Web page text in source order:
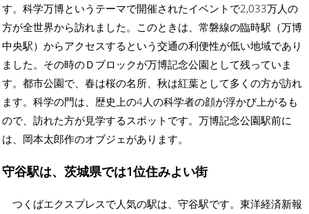
す。科学万博というテーマで開催されたイベントで2,033万人の
方が全世界から訪れました。このときは、常磐線の臨時駅（万博
中央駅）からアクセスするという交通の利便性が低い地域であり
ました。その時のＤブロックが万博記念公園として残っていま
す。都市公園で、春は桜の名所、秋は紅葉として多くの方が訪れ
ます。科学の門は、歴史上の4人の科学者の顔が浮かび上がるも
ので、訪れた方が見学するスポットです。万博記念公園駅前に
は、岡本太郎作のオブジェがあります。
守谷駅は、茨城県では1位住みよい街
つくばエクスプレスで人気の駅は、守谷駅です。東洋経済新報